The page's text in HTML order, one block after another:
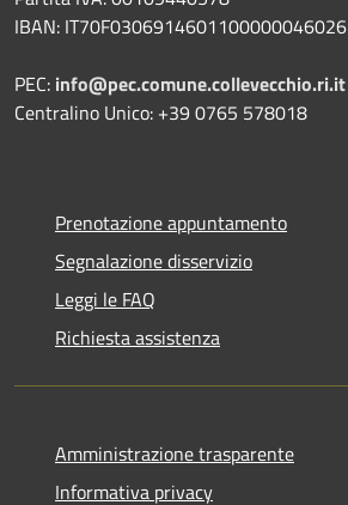
IBAN: IT70F0306914601100000046026
PEC: info@pec.comune.collevecchio.ri.it
Centralino Unico: +39 0765 578018
Prenotazione appuntamento
Segnalazione disservizio
Leggi le FAQ
Richiesta assistenza
Amministrazione trasparente
Informativa privacy